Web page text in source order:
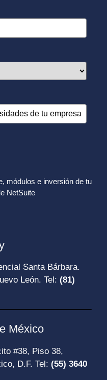
módulos e inversión de tu
NetSuite
Santa Bárbara.
León. Tel: (81)
México
#38, Piso 38,
D.F. Tel: (55) 3640